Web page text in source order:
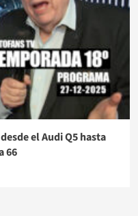
el Audi Q5 hasta
66